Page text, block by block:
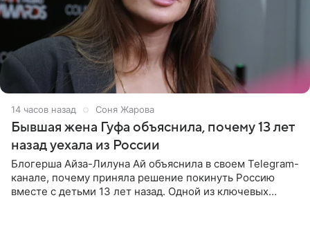
14 часов назад Соня Жарова
Бывшая жена Гуфа объяснила, почему 13 лет
назад уехала из России
Блогерша Айза-Лилуна Ай объяснила в своем Telegram-
канале, почему приняла решение покинуть Россию
вместе с детьми 13 лет назад. Одной из ключевых